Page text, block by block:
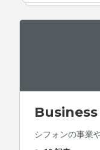
Business
シフォンの事業